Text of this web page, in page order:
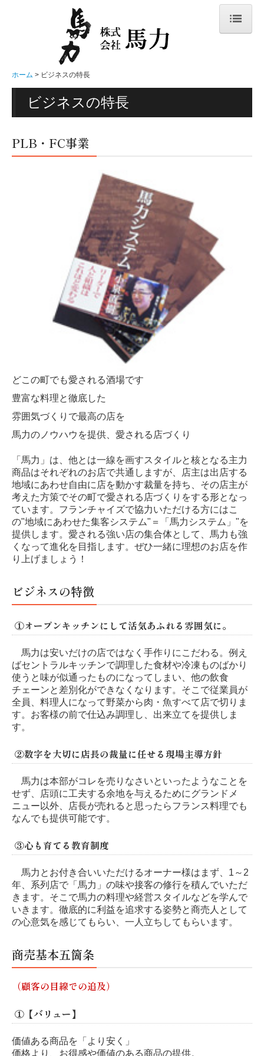
メニュー表
大衆酒場 馬力のこだわり
ビジネスの特長
個人情報保護方針
ホーム ビジネスの特長
ビジネスの特長
PLB・FC事業
どこの町でも愛される酒場です
豊富な料理と徹底した
雰囲気づくりで最高の店を
馬力のノウハウを提供、愛される店づくり
「馬力」は、他とは一線を画すスタイルと核となる主力
商品はそれぞれのお店で共通しますが、店主は出店する
地域にあわせ自由に店を動かす裁量を持ち、その店主が
考えた方策でその町で愛される店づくりをする形となっ
ています。フランチャイズで協力いただける方にはこ
の"地域にあわせた集客システム"＝「馬力システム」"を
提供します。愛される強い店の集合体として、馬力も強
くなって進化を目指します。ぜひ一緒に理想のお店を作
り上げましょう！
ビジネスの特徴
①オープンキッチンにして活気あふれる雰囲気に。
馬力は安いだけの店ではなく手作りにこだわる。例え
ばセントラルキッチンで調理した食材や冷凍ものばかり
使うと味が似通ったものになってしまい、他の飲食
チェーンと差別化ができなくなります。そこで従業員が
全員、料理人になって野菜から肉・魚すべて店で切りま
す。お客様の前で仕込み調理し、出来立てを提供しま
す。
②数字を大切に店長の裁量に任せる現場主導方針
馬力は本部がコレを売りなさいといったようなことを
せず、店頭に工夫する余地を与えるためにグランドメ
ニュー以外、店長が売れると思ったらフランス料理でも
なんでも提供可能です。
③心も育てる教育制度
馬力とお付き合いいただけるオーナー様はまず、1～2
年、系列店で「馬力」の味や接客の修行を積んでいただ
きます。そこで馬力の料理や経営スタイルなどを学んで
いきます。徹底的に利益を追求する姿勢と商売人として
の心意気を感じてもらい、一人立ちしてもらいます。
商売基本五箇条
（顧客の目線での追及）
①【バリュー】
価値ある商品を「より安く」
価格より、お得感や価値のある商品の提供。